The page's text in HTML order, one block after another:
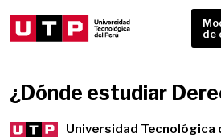
de
¿Dónde estudiar
Universidad Tecnológica